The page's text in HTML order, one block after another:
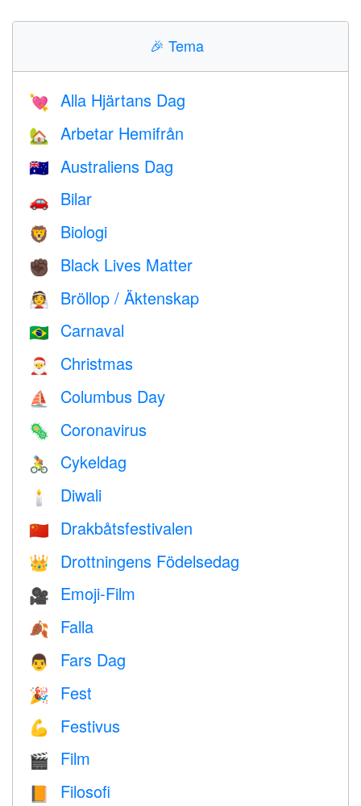
🎉 Tema
💘 Alla Hjärtans Dag
🏡 Arbetar Hemifrån
🇦🇺 Australiens Dag
🚗 Bilar
🦁 Biologi
✊🏿 Black Lives Matter
👰 Bröllop / Äktenskap
🇧🇷 Carnaval
🎅 Christmas
⛵️ Columbus Day
🦠 Coronavirus
🚴 Cykeldag
🕯 Diwali
🇨🇳 Drakbåtsfestivalen
👑 Drottningens Födelsedag
🎥 Emoji-Film
🍂 Falla
👨 Fars Dag
🎉 Fest
💪 Festivus
🎬 Film
📙 Filosofi